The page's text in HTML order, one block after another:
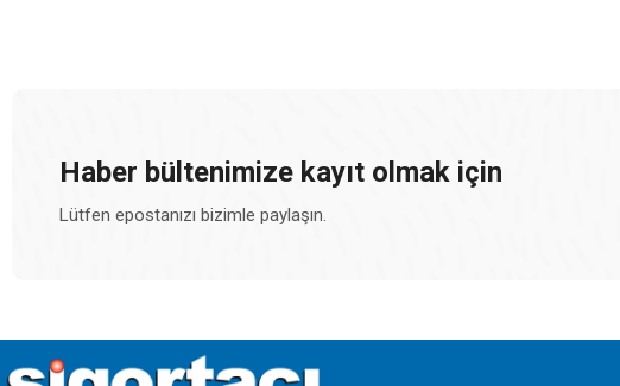
Haber bültenimize kayıt olmak için
Lütfen epostanızı bizimle paylaşın.